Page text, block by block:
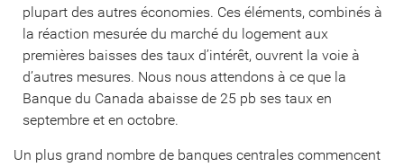
plupart des autres économies. Ces éléments, combinés à
la réaction mesurée du marché du logement aux
premières baisses des taux d’intérêt, ouvrent la voie à
d’autres mesures. Nous nous attendons à ce que la
Banque du Canada abaisse de 25 pb ses taux en
septembre et en octobre.
Un plus grand nombre de banques centrales commencent